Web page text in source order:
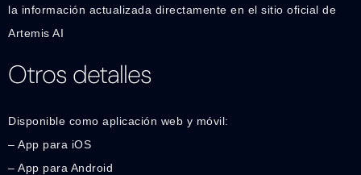
la información actualizada directamente en el sitio oficial de
Artemis AI
Otros detalles
Disponible como aplicación web y móvil:
– App para iOS
– App para Android